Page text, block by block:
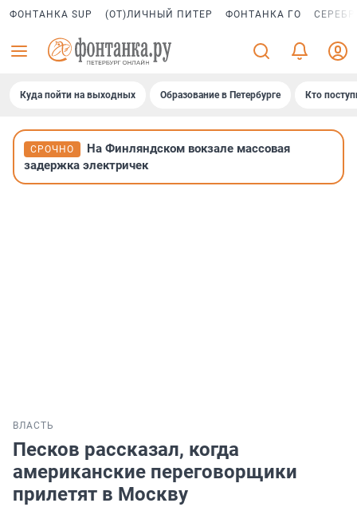
ФОНТАНКА SUP (ОТ)ЛИЧНЫЙ ПИТЕР ФОНТАНКА ГО
Куда пойти на выходных Образование в Петербурге Кто
СРОЧНО
На Финляндском вокзале массовая
задержка электричек
ВЛАСТЬ
Песков рассказал, когда
американские переговорщики
прилетят в Москву